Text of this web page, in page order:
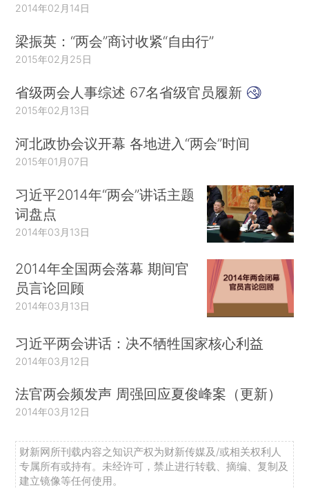
2014年02月14日
梁振英：“两会”商讨收紧“自由行”
2015年02月25日
省级两会人事综述 67名省级官员履新
2015年02月13日
河北政协会议开幕 各地进入“两会”时间
2015年01月07日
习近平2014年“两会”讲话主题
词盘点
2014年03月13日
2014年全国两会落幕 期间官
员言论回顾
2014年03月13日
习近平两会讲话：决不牺牲国家核心利益
2014年03月12日
法官两会频发声 周强回应夏俊峰案（更新）
2014年03月12日
财新网所刊载内容之知识产权为财新传媒及/或相关权利人
专属所有或持有。未经许可，禁止进行转载、摘编、复制及
建立镜像等任何使用。